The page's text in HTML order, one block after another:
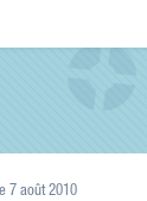
7 août 2010